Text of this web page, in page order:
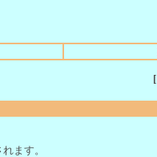
[
ます。